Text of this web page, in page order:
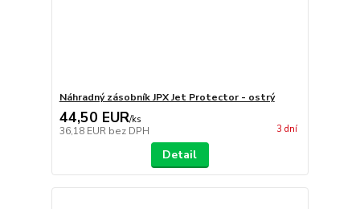
Náhradný zásobník JPX Jet Protector - ostrý
44,50 EUR/ks
36,18 EUR bez DPH 3 dní
Detail